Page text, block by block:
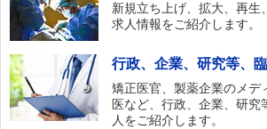
新規立ち上げ、拡大、再生
求人情報をご紹介します。
行政、企業、研究等、
矯正医官、製薬企業のメデ
医など、行政、企業、研究
人をご紹介します。